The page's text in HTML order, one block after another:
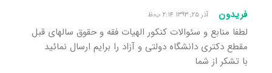
فریدون آذر ۲۵, ۱۳۹۳ ۲:۱۴ ب٫ظ
لطفا منابع و سئوالات کنکور الهیات فقه و حقوق سالهای قبل
مقطع دکتری دانشگاه دولتی و آزاد را برایم ارسال نمائید
با تشکر از شما